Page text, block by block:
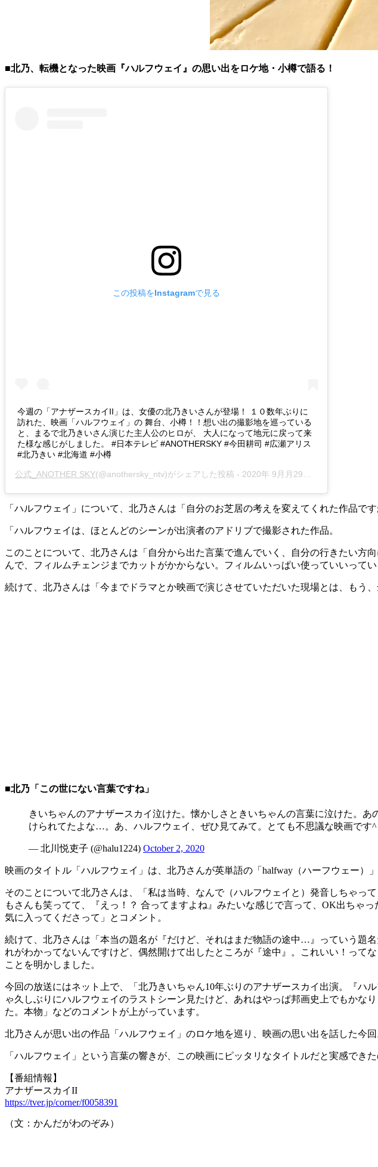
■北乃、転機となった映画『ハルフウェイ』の思い出をロケ地・小樽で語る！
この投稿をInstagramで見る
今週の「アナザースカイII」は、女優の北乃きいさんが登場！ １０数年ぶりに
訪れた、映画「ハルフウェイ」の 舞台、小樽！！想い出の撮影地を巡っている
と、まるで北乃きいさん演じた主人公のヒロが、 大人になって地元に戻って来
た様な感じがしました。 #日本テレビ #ANOTHERSKY #今田耕司 #広瀬アリス
#北乃きい #北海道 #小樽
公式_ANOTHER SKY(@anothersky_ntv)がシェアした投稿 - 2020年 9月月29日午前6時10分PDT
「ハルフウェイ」について、北乃さんは「自分のお芝居の考えを変えてくれた作品です
「ハルフウェイは、ほとんどのシーンが出演者のアドリブで撮影された作品。
このことについて、北乃さんは「自分から出た言葉で進んでいく、自分の行きたい方
んで、フィルムチェンジまでカットがかからない。フィルムいっぱい使っていいって
続けて、北乃さんは「今までドラマとか映画で演じさせていただいた現場とは、もう
■北乃「この世にない言葉ですね」
きいちゃんのアナザースカイ泣けた。懐かしさときいちゃんの言葉に泣けた。
けられてたよな…。あ、ハルフウェイ、ぜひ見てみて。とても不思議な映画です
— 北川悦吏子 (@halu1224) October 2, 2020
映画のタイトル「ハルフウェイ」は、北乃さんが英単語の「halfway（ハーフウェー）
そのことについて北乃さんは、「私は当時、なんで（ハルフウェイと）発音しちゃ
もさんも笑ってて、『えっ！？ 合ってますよね』みたいな感じで言って、OK出ち
気に入ってくださって」とコメント。
続けて、北乃さんは「本当の題名が『だけど、それはまだ物語の途中…』っていう題
れがわかってないんですけど、偶然開けて出したところが『途中』。これいい！って
ことを明かしました。
今回の放送にはネット上で、「北乃きいちゃん10年ぶりのアナザースカイ出演。『ハ
ゃ久しぶりにハルフウェイのラストシーン見たけど、あれはやっぱ邦画史上でもかな
た。本物」などのコメントが上がっています。
北乃さんが思い出の作品「ハルフウェイ」のロケ地を巡り、映画の思い出を話した今回
「ハルフウェイ」という言葉の響きが、この映画にピッタリなタイトルだと実感できた
【番組情報】
アナザースカイII
https://tver.jp/corner/f0058391
（文：かんだがわのぞみ）